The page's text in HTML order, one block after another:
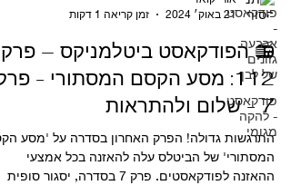
פודקאסט
-
ארבעה
גוונים
של לבן
פודקאסט
- להקה
מגומי
21 באוק׳ 2024
זמן קריאה 1 דקות
📻 הפודקאסט ביטלמניקס – פרק
112: מסע הקסם המסתורי -
7 - שלום ולהתראות
המסתורי' של הביטלס עלה להאזנה בכל אמצעי